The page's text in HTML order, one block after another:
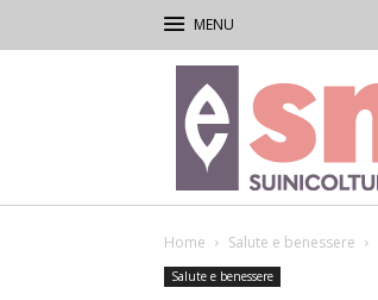
Rivista
di
Suinicoltura
Home Salute e benessere
Salute e benessere